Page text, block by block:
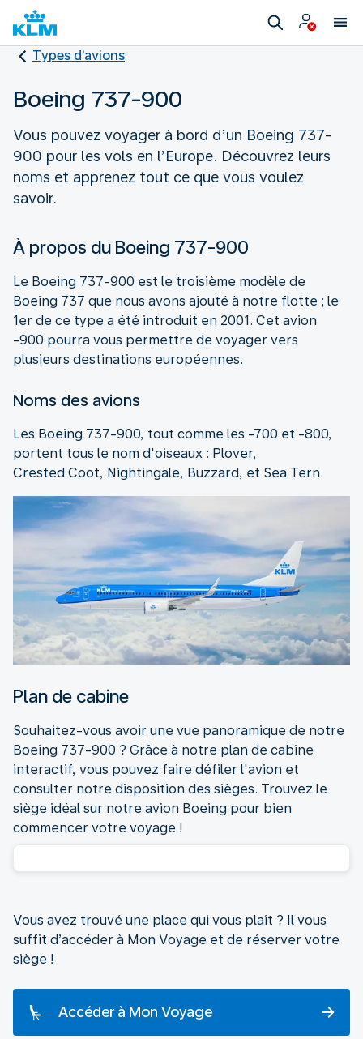
Types d’avions
Boeing 737-900
Vous pouvez voyager à bord d’un Boeing 737-
900 pour les vols en l’Europe. Découvrez leurs
noms et apprenez tout ce que vous voulez
savoir.
À propos du Boeing 737-900
Le Boeing 737-900 est le troisième modèle de
Boeing 737 que nous avons ajouté à notre flotte ; le
1er de ce type a été introduit en 2001. Cet avion
-900 pourra vous permettre de voyager vers
plusieurs destinations européennes.
Noms des avions
Les Boeing 737-900, tout comme les -700 et -800,
portent tous le nom d'oiseaux : Plover,
Crested Coot, Nightingale, Buzzard, et Sea Tern.
Plan de cabine
Souhaitez-vous avoir une vue panoramique de notre
Boeing 737-900 ? Grâce à notre plan de cabine
interactif, vous pouvez faire défiler l'avion et
consulter notre disposition des sièges. Trouvez le
siège idéal sur notre avion Boeing pour bien
commencer votre voyage !
Vous avez trouvé une place qui vous plaît ? Il vous
suffit d’accéder à Mon Voyage et de réserver votre
siège !
Accéder à Mon Voyage